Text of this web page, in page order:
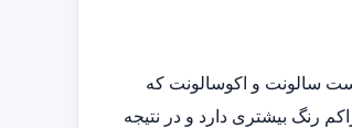
سالونت و اکوسالونت که
رنگ بیشتری دارد و در نتیجه